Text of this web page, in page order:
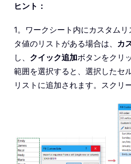
ヒント：
1。ワークシート内にカスタム
タ値のリストがある場合は、 カ
し、 クイック追加ボタンをクリ
範囲を選択すると、選択したセ
リストに追加されます。スクリ